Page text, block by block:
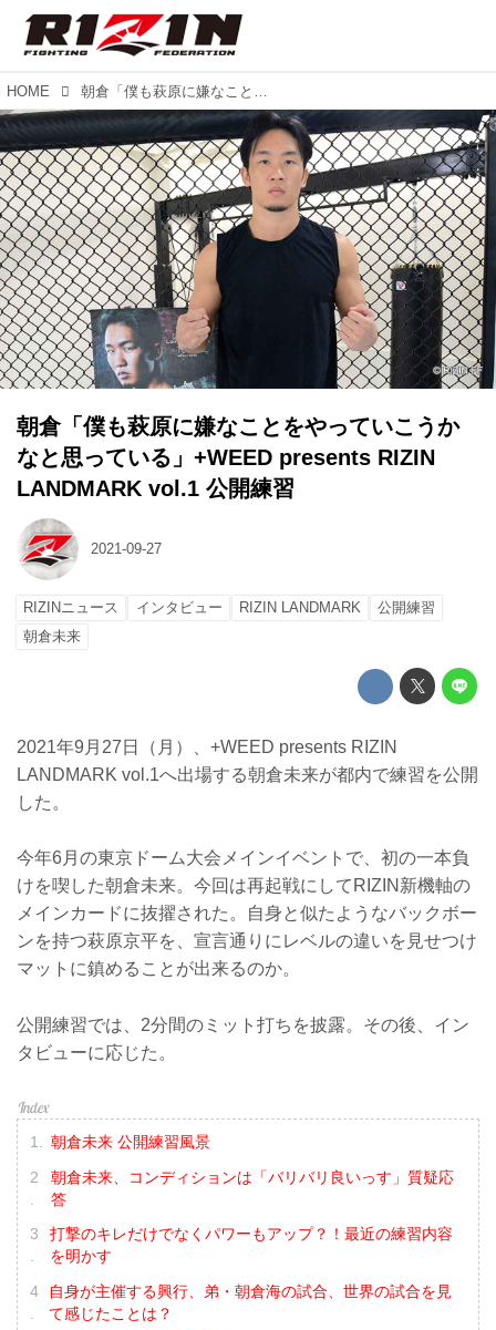
HOME 朝倉「僕も萩原に嫌なことをやっていこうかなと思っている」+WEED presents RIZIN LANDMARK vol.1 公開練習
朝倉「僕も萩原に嫌なことをやっていこうか
なと思っている」+WEED presents RIZIN
LANDMARK vol.1 公開練習
2021-09-27
RIZINニュース インタビュー RIZIN LANDMARK
公開練習
朝倉未来
2021年9月27日（月）、+WEED presents RIZIN
LANDMARK vol.1へ出場する朝倉未来が都内で練習を公開
した。
今年6月の東京ドーム大会メインイベントで、初の一本負
けを喫した朝倉未来。今回は再起戦にしてRIZIN新機軸の
メインカードに抜擢された。自身と似たようなバックボー
ンを持つ萩原京平を、宣言通りにレベルの違いを見せつけ
マットに鎮めることが出来るのか。
公開練習では、2分間のミット打ちを披露。その後、イン
タビューに応じた。
朝倉未来 公開練習風景
朝倉未来、コンディションは「バリバリ良いっす」質疑応
答
打撃のキレだけでなくパワーもアップ？！最近の練習内容
を明かす
自身が主催する興行、弟・朝倉海の試合、世界の試合を見
て感じたことは？